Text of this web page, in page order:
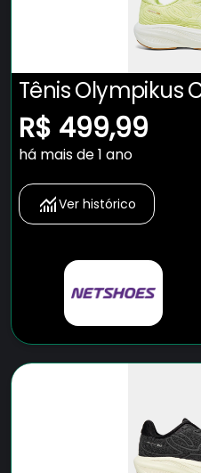
Tênis Olympikus
Masculino
R$ 499,99
há mais de 1 ano
Ver histórico